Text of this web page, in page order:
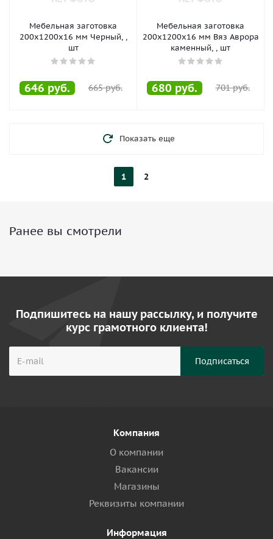
Мебельная заготовка
200х1200х16 мм Черный, ,
шт
646 руб. 665руб.
Мебельная заготовка
200х1200х16 мм Вяз Аврора
каменный, , шт
680 руб. 701руб.
Показать еще
1 2
Ранее вы смотрели
Подпишитесь на нашу рассылку, и получите
курс грамотного клиента!
Компания
О компании
Вакансии
Магазины
Реквизиты компании
Информация